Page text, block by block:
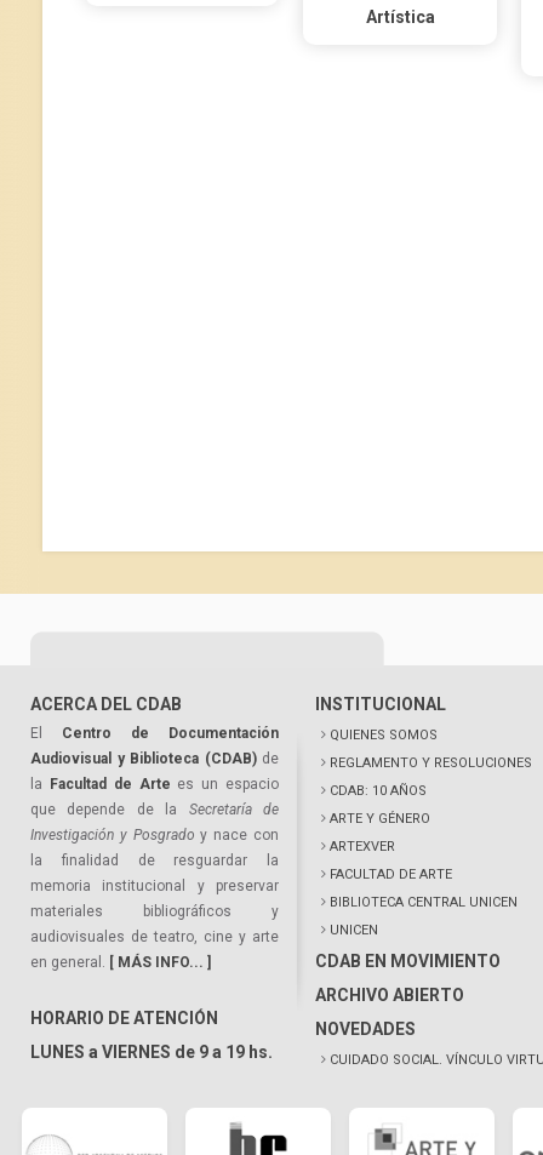
Artística
ACERCA DEL CDAB
El Centro de Documentación
Audiovisual y Biblioteca (CDAB)de
la
Facultad de Arte es un espacio
que depende de la Secretaría de
Investigación y Posgrado y nace con
la finalidad de resguardar la
memoria institucional y preservar
materiales bibliográficos y
audiovisuales de teatro, cine y arte
en general. [ MÁS INFO... ]
HORARIO DE ATENCIÓN
LUNES a VIERNES de 9 a 19 hs.
INSTITUCIONAL
QUIENES SOMOS
REGLAMENTO Y RESOLUCIONES
CDAB: 10 AÑOS
ARTE Y GÉNERO
ARTEXVER
FACULTAD DE ARTE
BIBLIOTECA CENTRAL UNICEN
UNICEN
CDAB EN MOVIMIENTO
ARCHIVO ABIERTO
NOVEDADES
CUIDADO SOCIAL. VÍNCULO